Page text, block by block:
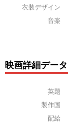
衣装デザイン
音楽
映画詳細データ
英題
製作国
配給